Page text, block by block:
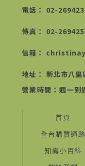
02-
02-
新北市八
首頁
全台購買通路
知識小百科